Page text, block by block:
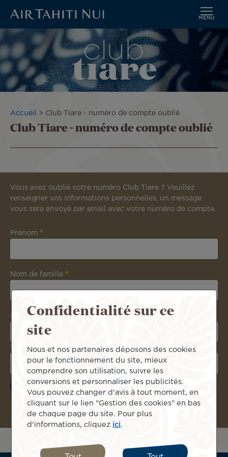
Aller
au
contenu
principal
MENU
Image
Fil
d'Ariane
Accueil Club Tiare - numéro de compte oublié
Club Tiare - numéro de compte oublié
Vous avez oublié votre numéro Club Tiare ? Veuillez
renseigner vos informations personnelles, un message
vous sera envoyé par email avec votre numéro de compte.
Prénom
Nom de famille
E-mail
Date de naissance
Confidentialité sur ce
site
Nous et nos partenaires déposons des cookies
pour le fonctionnement du site, mieux
comprendre son utilisation, suivre les
conversions et personnaliser les publicités.
Vous pouvez changer d'avis à tout moment, en
cliquant sur le lien "Gestion des cookies" en bas
de chaque page du site. Pour plus
d'informations, cliquez ici.